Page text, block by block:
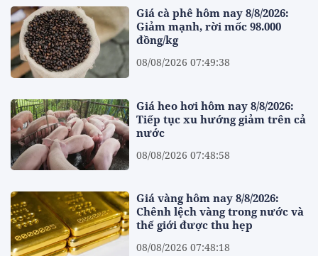
Giá cà phê hôm nay 8/8/2026:
Giảm mạnh, rời mốc 98.000
đồng/kg
08/08/2026 07:49:38
Giá heo hơi hôm nay 8/8/2026:
Tiếp tục xu hướng giảm trên cả
nước
08/08/2026 07:48:58
Giá vàng hôm nay 8/8/2026:
Chênh lệch vàng trong nước và
thế giới được thu hẹp
08/08/2026 07:48:18